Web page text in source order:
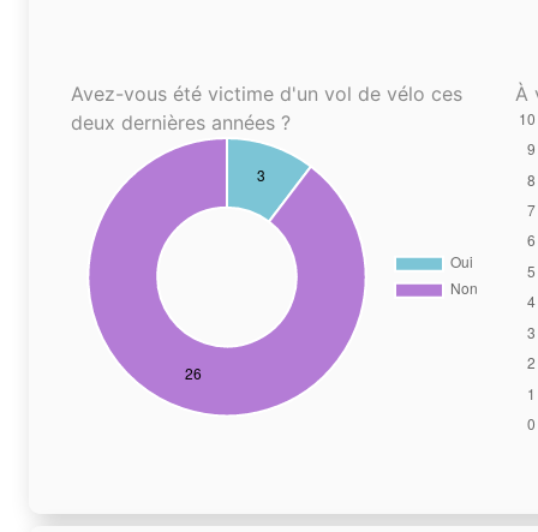
Avez-vous été victime d'un vol de vélo ces
deux dernières années ?
À